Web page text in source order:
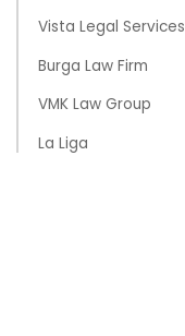
Vista Legal Services
Burga Law Firm
VMK Law Group
La Liga